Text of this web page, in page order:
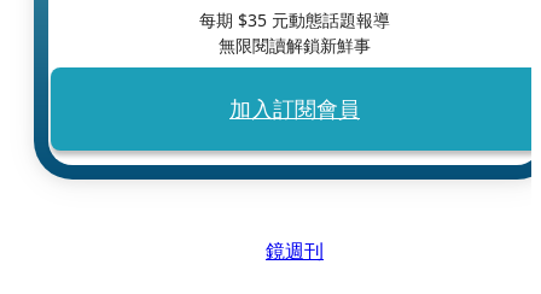
每期 $35 元動態話題報導
無限閱讀解鎖新鮮事
加入訂閱會員
鏡週刊